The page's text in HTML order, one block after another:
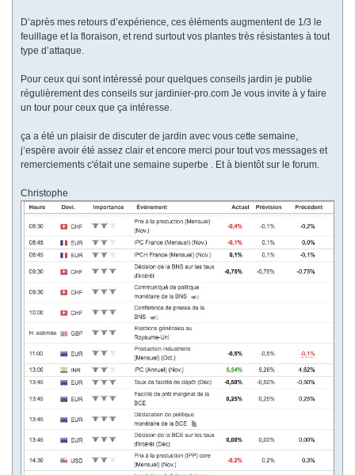
D’après mes retours d’expérience, ces éléments augmentent de 1/3 le
feuillage et la floraison, et rend surtout vos plantes très résistantes à tout
type d’attaque.
Pour ceux qui sont intéressé pour quelques conseils jardin je publie
régulièrement des conseils sur jardinier-pro.com Je vous invite à y faire
un tour pour ceux que ça intéresse.
ça a été un plaisir de discuter de jardin avec vous cette semaine,
j’espère avoir été assez clair et encore merci pour tout vos messages et
remerciements c'était une semaine superbe . Et à bientôt sur le forum.
Christophe